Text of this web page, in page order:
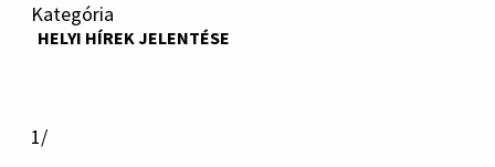
Kategória
HELYI HÍREK JELENTÉSE
1/